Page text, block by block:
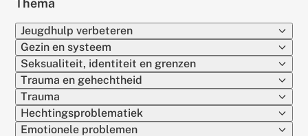
Thema
Jeugdhulp verbeteren
Gezin en systeem
Seksualiteit, identiteit en grenzen
Trauma en gehechtheid
Trauma
Hechtingsproblematiek
Emotionele problemen